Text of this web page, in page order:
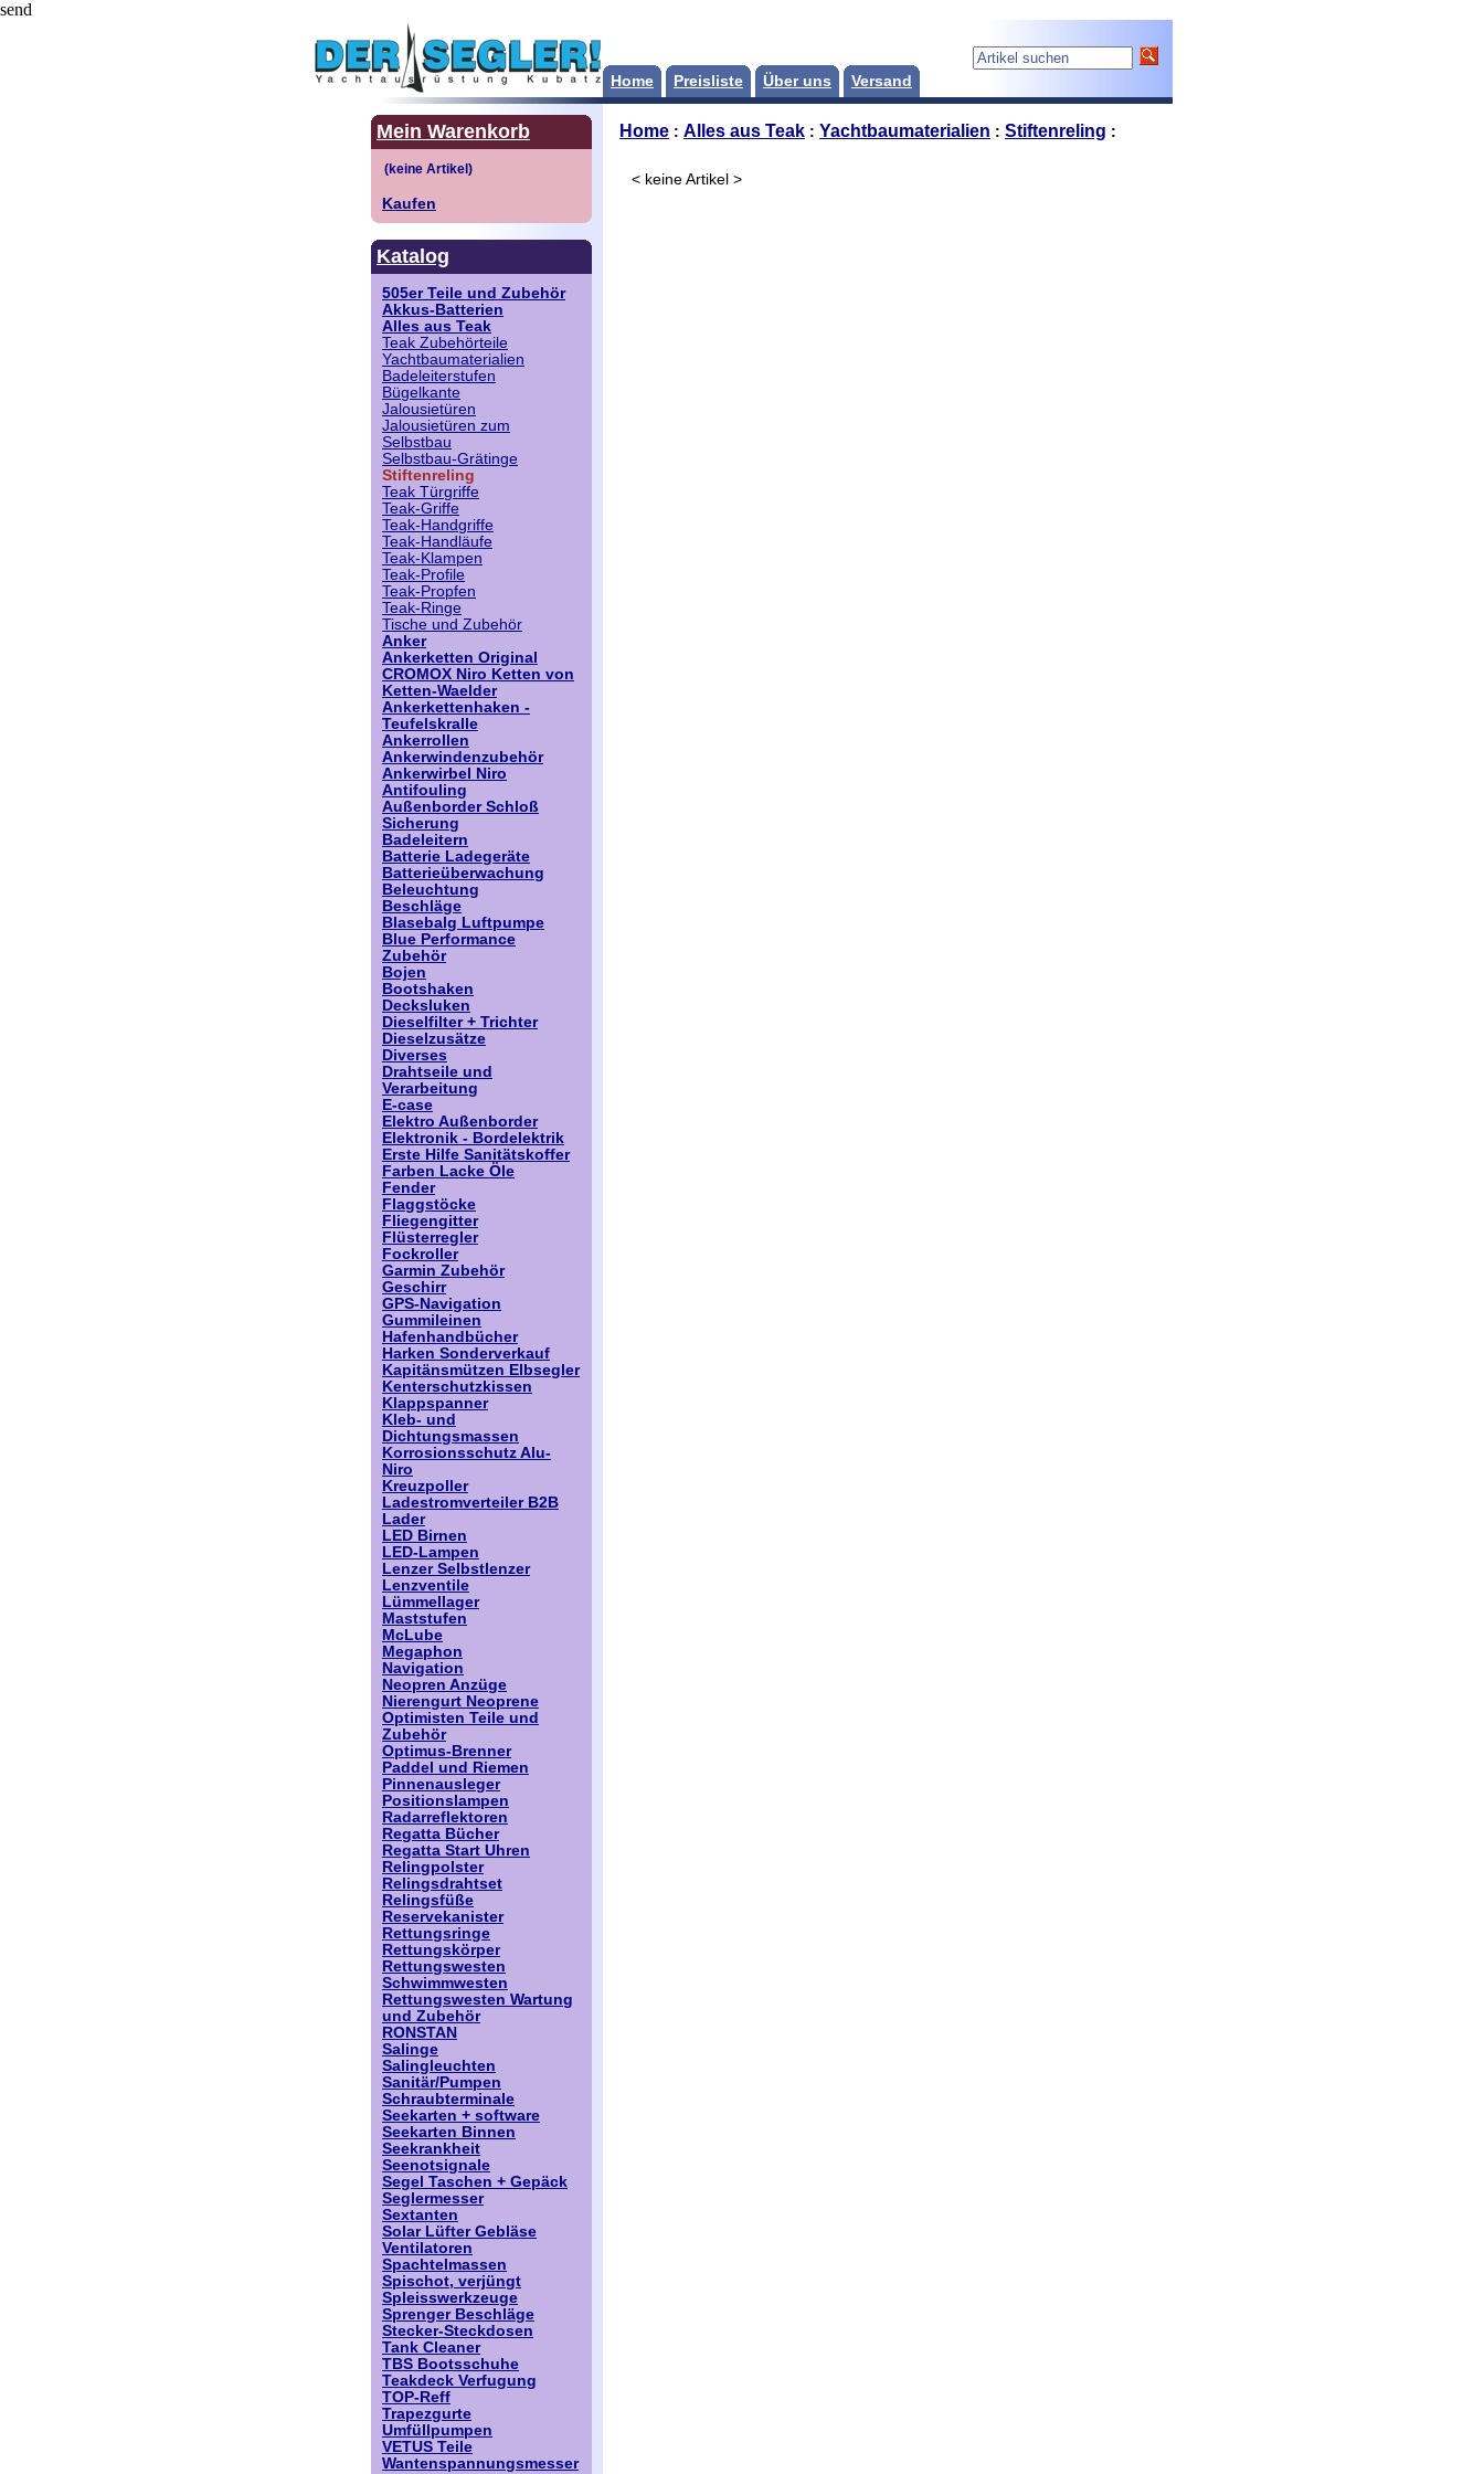
send
Home Preisliste Über uns Versand
Mein Warenkorb
Kaufen
Katalog
505er Teile und Zubehör
Akkus-Batterien
Alles aus Teak
Teak Zubehörteile
Yachtbaumaterialien
Badeleiterstufen
Bügelkante
Jalousietüren
Jalousietüren zum
Selbstbau
Selbstbau-Grätinge
Stiftenreling
Teak Türgriffe
Teak-Griffe
Teak-Handgriffe
Teak-Handläufe
Teak-Klampen
Teak-Profile
Teak-Propfen
Teak-Ringe
Tische und Zubehör
Anker
Ankerketten Original
CROMOX Niro Ketten von
Ketten-Waelder
Ankerkettenhaken -
Teufelskralle
Ankerrollen
Ankerwindenzubehör
Ankerwirbel Niro
Antifouling
Außenborder Schloß
Sicherung
Badeleitern
Batterie Ladegeräte
Batterieüberwachung
Beleuchtung
Beschläge
Blasebalg Luftpumpe
Blue Performance
Zubehör
Bojen
Bootshaken
Decksluken
Dieselfilter + Trichter
Dieselzusätze
Diverses
Drahtseile und
Verarbeitung
E-case
Elektro Außenborder
Elektronik - Bordelektrik
Erste Hilfe Sanitätskoffer
Farben Lacke Öle
Fender
Flaggstöcke
Fliegengitter
Flüsterregler
Fockroller
Garmin Zubehör
Geschirr
GPS-Navigation
Gummileinen
Hafenhandbücher
Harken Sonderverkauf
Kapitänsmützen Elbsegler
Kenterschutzkissen
Klappspanner
Kleb- und
Dichtungsmassen
Korrosionsschutz Alu-
Niro
Kreuzpoller
Ladestromverteiler B2B
Lader
LED Birnen
LED-Lampen
Lenzer Selbstlenzer
Lenzventile
Lümmellager
Maststufen
McLube
Megaphon
Navigation
Neopren Anzüge
Nierengurt Neoprene
Optimisten Teile und
Zubehör
Optimus-Brenner
Paddel und Riemen
Pinnenausleger
Positionslampen
Radarreflektoren
Regatta Bücher
Regatta Start Uhren
Relingpolster
Relingsdrahtset
Relingsfüße
Reservekanister
Rettungsringe
Rettungskörper
Rettungswesten
Schwimmwesten
Rettungswesten Wartung
und Zubehör
RONSTAN
Salinge
Salingleuchten
Sanitär/Pumpen
Schraubterminale
Seekarten + software
Seekarten Binnen
Seekrankheit
Seenotsignale
Segel Taschen + Gepäck
Seglermesser
Sextanten
Solar Lüfter Gebläse
Ventilatoren
Spachtelmassen
Spischot, verjüngt
Spleisswerkzeuge
Sprenger Beschläge
Stecker-Steckdosen
Tank Cleaner
TBS Bootsschuhe
Teakdeck Verfugung
TOP-Reff
Trapezgurte
Umfüllpumpen
VETUS Teile
Wantenspannungsmesser
Home : Alles aus Teak : Yachtbaumaterialien : Stiftenreling :
< keine Artikel >